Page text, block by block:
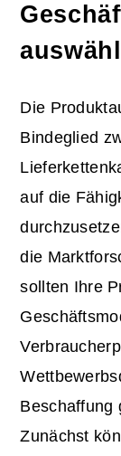
Die
Bindeglied
auf die
die
sollten Ihre
Beschaffung
Zunächst